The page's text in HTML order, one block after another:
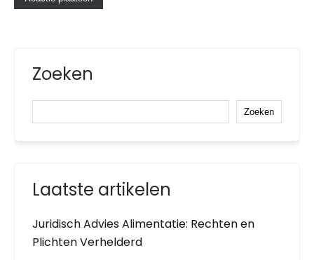
Zoeken
Zoeken
Laatste artikelen
Juridisch Advies Alimentatie: Rechten en
Plichten Verhelderd